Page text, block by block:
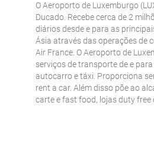
O Aeroporto de Luxemburgo
Ducado. Recebe cerca de 2
diários desde e para as
Ásia através das operações de
Air France. O Aeroporto de
serviços de transporte de e
autocarro e táxi. Proporciona
rent a car. Além disso põe ao
carte e fast food, lojas duty free